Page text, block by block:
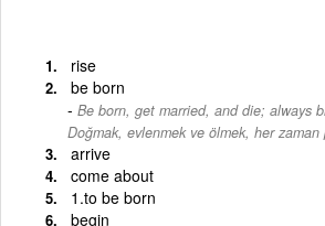
rise
be born
Be born, get married, and die; always
Doğmak, evlenmek ve ölmek, her zaman
arrive
come about
1.to be born
begin